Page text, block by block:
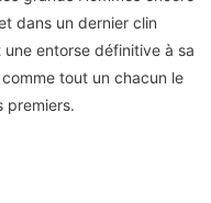
dans un dernier clin
une entorse définitive à sa
tout un chacun le
premiers.